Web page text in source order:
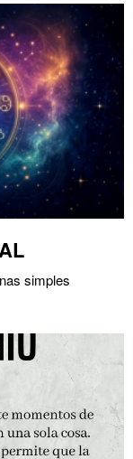
simples